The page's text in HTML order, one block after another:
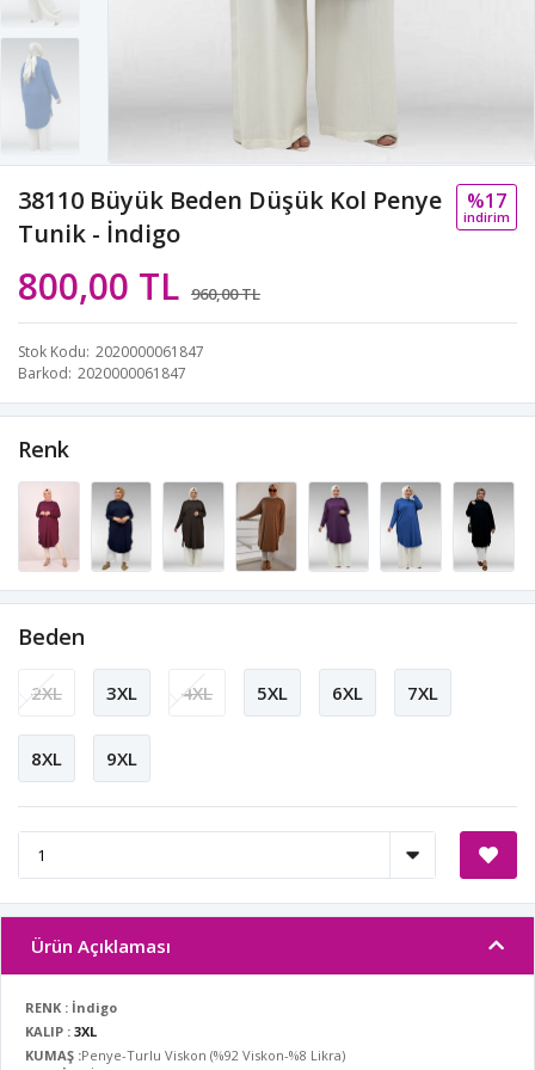
38110 Büyük Beden Düşük Kol Penye
Tunik - İndigo
800,00 TL 960,00 TL
%17
i̇ndi̇ri̇m
Stok Kodu 2020000061847
Barkod 2020000061847
Renk
Beden
2XL 3XL 4XL 5XL 6XL 7XL
8XL 9XL
Ürün Açıklaması
RENK : İndigo
KALIP : 3XL
KUMAŞ :Penye-Turlu Viskon (%92 Viskon-%8 Likra)